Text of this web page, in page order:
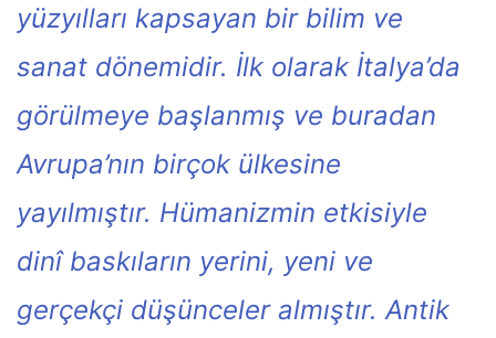
yüzyılları kapsayan bir bilim ve
sanat dönemidir. İlk olarak İtalya’da
görülmeye başlanmış ve buradan
Avrupa’nın birçok ülkesine
yayılmıştır. Hümanizmin etkisiyle
dinî baskıların yerini, yeni ve
gerçekçi düşünceler almıştır. Antik